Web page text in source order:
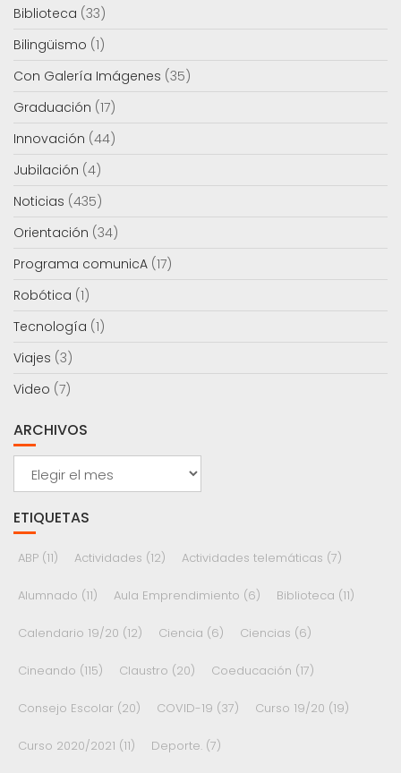
Biblioteca (33)
Bilingüismo (1)
Con Galería Imágenes (35)
Graduación (17)
Innovación (44)
Jubilación (4)
Noticias (435)
Orientación (34)
Programa comunicA (17)
Robótica (1)
Tecnología (1)
Viajes (3)
Video (7)
ARCHIVOS
ETIQUETAS
ABP (11) Actividades (12) Actividades telemáticas (7)
Alumnado (11) Aula Emprendimiento (6) Biblioteca (11)
Calendario 19/20 (12) Ciencia (6) Ciencias (6)
Cineando (115) Claustro (20) Coeducación (17)
Consejo Escolar (20) COVID-19 (37) Curso 19/20 (19)
Curso 2020/2021 (11) Deporte. (7)